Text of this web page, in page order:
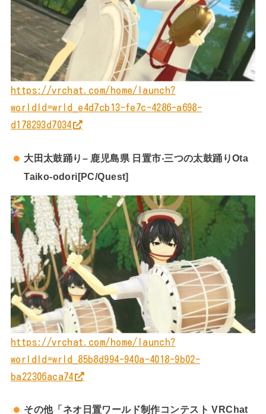
https://vrchat.com/home/launch?
worldId=wrld_e4d7cb13-fe7c-4286-a698-
d178293d7034
⼤⽥太⿎踊り– ⿅児島県 ⽇置市‧三つの太⿎踊りOta
Taiko-odori[PC/Quest]
https://vrchat.com/home/launch?
worldId=wrld_85b8d994-940a-4018-9b02-
ba22306aca74
その他「ネオ日置ワールド制作コンテスト VRChat